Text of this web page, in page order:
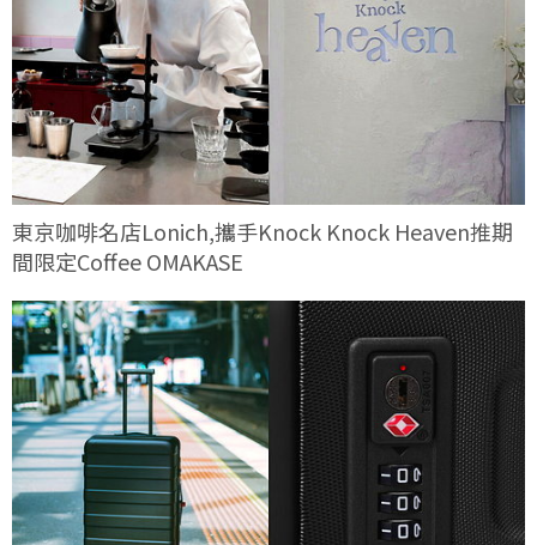
東京咖啡名店Lonich,攜手Knock Knock Heaven推期
間限定Coffee OMAKASE